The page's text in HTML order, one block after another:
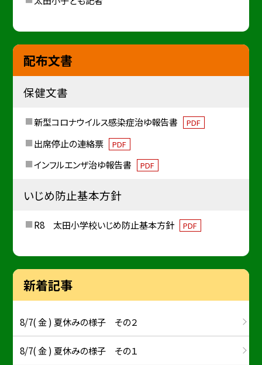
配布文書
保健文書
新型コロナウイルス感染症治ゆ報告書 PDF
出席停止の連絡票 PDF
インフルエンザ治ゆ報告書 PDF
いじめ防止基本方針
R8 太田小学校いじめ防止基本方針 PDF
新着記事
8/7( 金 ) 夏休みの様子 その２
8/7( 金 ) 夏休みの様子 その１